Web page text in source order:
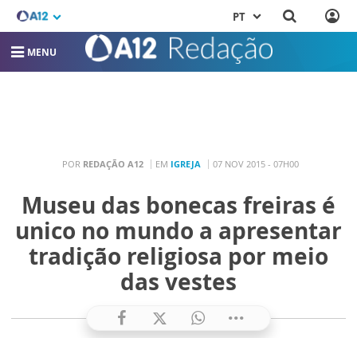
PT
MENU
POR REDAÇÃO A12 EM IGREJA 07 NOV 2015 - 07H00
Museu das bonecas freiras é
unico no mundo a apresentar
tradição religiosa por meio
das vestes